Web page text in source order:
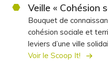
Veille « Cohésion
Bouquet de
cohésion sociale et
leviers d’une ville
Voir le Scoop It!